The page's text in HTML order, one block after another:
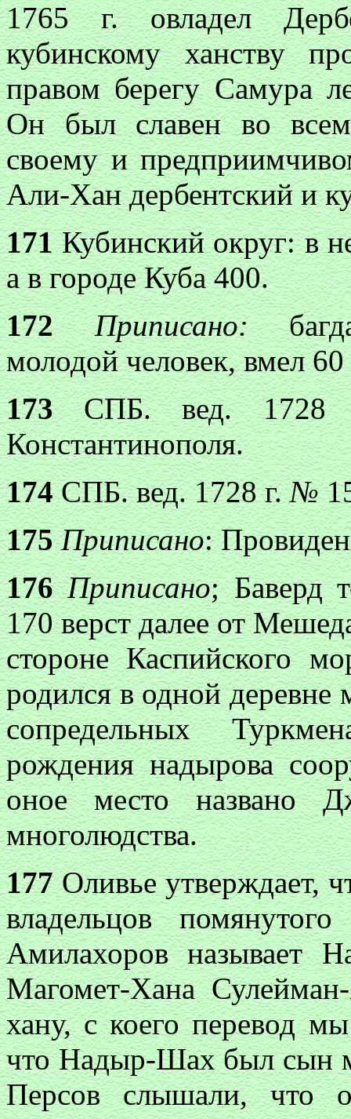
1765 г. овладел Дep
кубинскому ханству
правом берегу Самура
Он был славен во
своему и
Али-Хан дербентский и
171Кубинский округ: в
а в городе Куба 400.
172
Приписано:
молодой человек, вмел
173СПБ. вед.
Константинополя.
174СПБ. вед. 1728 г.№
175 Приписано:
176 Приписано; Баверд
170 верст далее от
стороне Каспийского
родился в одной деревне
сопредельных
рождения надырова
оное место названо
многолюдства.
177Оливье утверждает,
владельцов
Амилахоров называет
Магомет-Хана
хану, с коего перевод
что Надыр-Шах был сын
Персов слышали, что